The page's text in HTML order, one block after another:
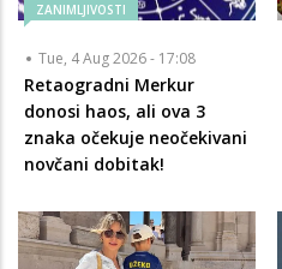
ZANIMLJIVOSTI
Tue, 4 Aug 2026 - 17:08
Retaogradni Merkur
donosi haos, ali ova 3
znaka očekuje neočekivani
novčani dobitak!